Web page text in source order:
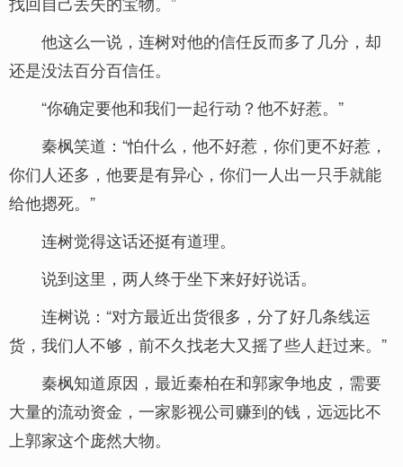
他这么一说，连树对他的信任反而多了几分，却
还是没法百分百信任。
“你确定要他和我们一起行动？他不好惹。”
秦枫笑道：“怕什么，他不好惹，你们更不好惹，
你们人还多，他要是有异心，你们一人出一只手就能
给他摁死。”
连树觉得这话还挺有道理。
说到这里，两人终于坐下来好好说话。
连树说：“对方最近出货很多，分了好几条线运
货，我们人不够，前不久找老大又摇了些人赶过来。”
秦枫知道原因，最近秦柏在和郭家争地皮，需要
大量的流动资金，一家影视公司赚到的钱，远远比不
上郭家这个庞然大物。